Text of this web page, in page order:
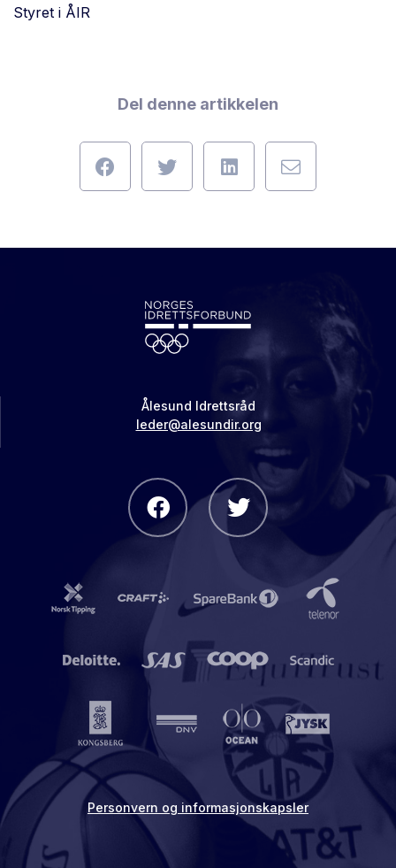
Styret i ÅIR
Del denne artikkelen
Ålesund Idrettsråd
leder@alesundir.org
Personvern og informasjonskapsler